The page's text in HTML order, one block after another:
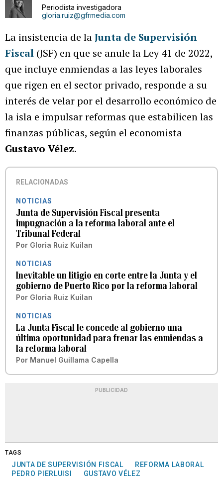
Periodista investigadora
gloria.ruiz@gfrmedia.com
La insistencia de laJunta de Supervisión
Fiscal (JSF) en que se anule la Ley 41 de 2022,
que incluye enmiendas a las leyes laborales
que rigen en el sector privado, responde a su
interés de velar por el desarrollo económico de
la isla e impulsar reformas que estabilicen las
finanzas públicas, según el economista
Gustavo Vélez.
RELACIONADAS
NOTICIAS
Junta de Supervisión Fiscal presenta
impugnación a la reforma laboral ante el
Tribunal Federal
Por Gloria Ruiz Kuilan
NOTICIAS
Inevitable un litigio en corte entre la Junta y el
gobierno de Puerto Rico por la reforma laboral
Por Gloria Ruiz Kuilan
NOTICIAS
La Junta Fiscal le concede al gobierno una
última oportunidad para frenar las enmiendas a
la reforma laboral
Por Manuel Guillama Capella
PUBLICIDAD
TAGS
JUNTA DE SUPERVISIÓN FISCAL
REFORMA LABORAL
PEDRO PIERLUISI
GUSTAVO VÉLEZ